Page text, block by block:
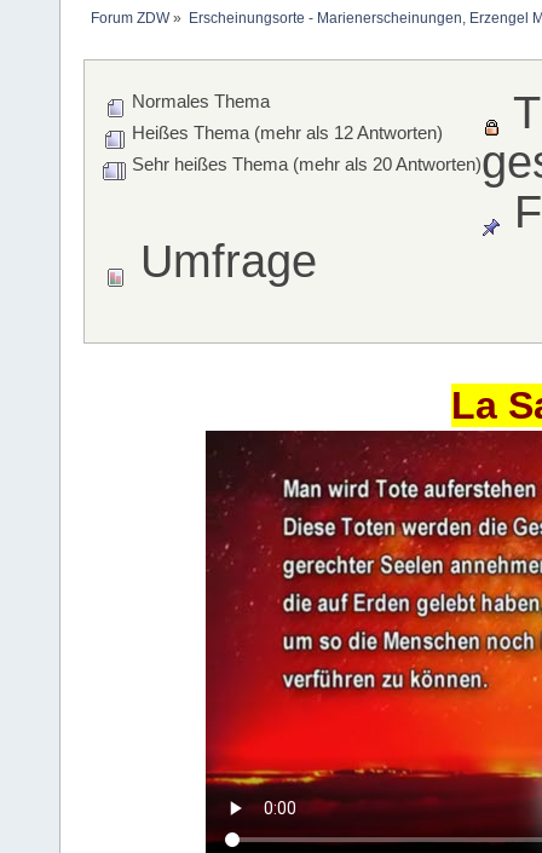
Forum ZDW» Erscheinungsorte - Marienerscheinungen, Erzengel
Normales Thema
Heißes Thema (mehr als 12 Antworten)
Sehr heißes Thema (mehr als 20 Antworten)
Umfrage
La